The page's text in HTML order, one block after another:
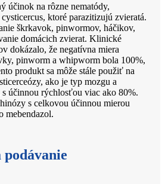
účinok na rôzne nematódy,
ktoré parazitizujú zvieratá.
škrkavok, pinwormov, háčikov,
domácich zvierat. Klinické
dokázalo, že negatívna miera
pinworm a whipworm bola 100%,
produkt sa môže stále použiť na
ako je typ mozgu a
účinnou rýchlosťou viac ako 80%.
s celkovou účinnou mierou
mebendazol.
podávanie